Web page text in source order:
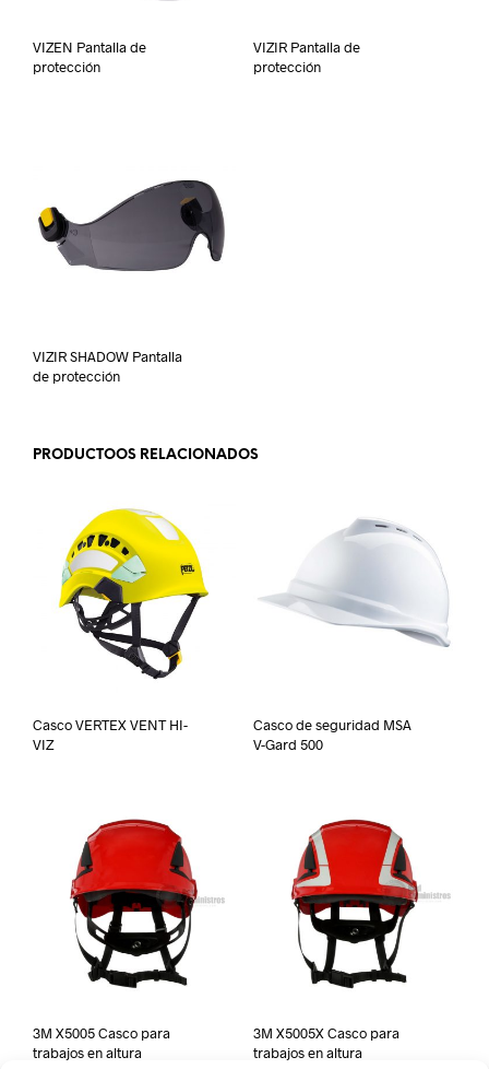
VIZEN Pantalla de
protección
VIZIR Pantalla de
protección
VIZIR SHADOW Pantalla
de protección
PRODUCTOOS RELACIONADOS
Casco VERTEX VENT HI-
VIZ
Casco de seguridad MSA
V-Gard 500
3M X5005 Casco para
trabajos en altura
3M X5005X Casco para
trabajos en altura